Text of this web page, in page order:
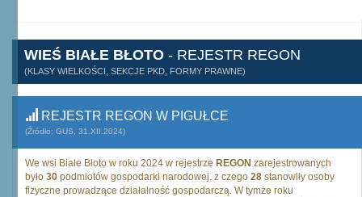
WIEŚ BIAŁE BŁOTO - REJESTR REGON
(KLASY WIELKOŚCI, SEKCJE PKD, FORMY PRAWNE)
REJESTR REGON W PIGUŁCE
(Źródło: GUS, 31.XII.2024)
We wsi Białe Błoto w roku 2024 w rejestrze REGON zarejestrowanych
było 30 podmiotów gospodarki narodowej, z czego 28 stanowiły osoby
fizyczne prowadzące działalność gospodarczą. W tymże roku